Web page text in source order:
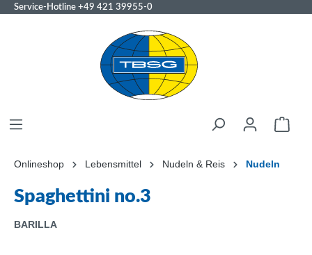
Service-Hotline +49 421 39955-0
Onlineshop Lebensmittel Nudeln & Reis Nudeln
Spaghettini no.3
BARILLA